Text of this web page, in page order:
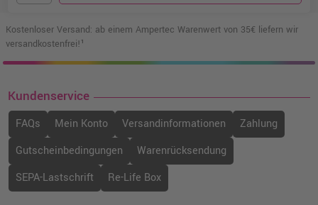
Kostenloser Versand: ab einem Ampertec Warenwert von 35€ liefern wir
versandkostenfrei!¹
Kundenservice
FAQs Mein Konto Versandinformationen
Zahlung
Gutscheinbedingungen
Warenrücksendung
SEPA-Lastschrift
Re-Life Box